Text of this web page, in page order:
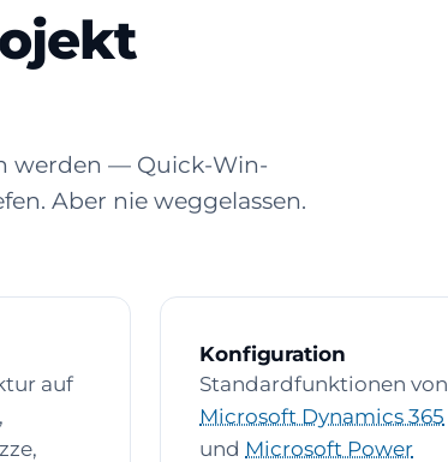
werden — Quick-Win-
Aber nie weggelassen.
auf
Konfiguration
Standardfunktionen von
Microsoft Dynamics 365
und Microsoft Power